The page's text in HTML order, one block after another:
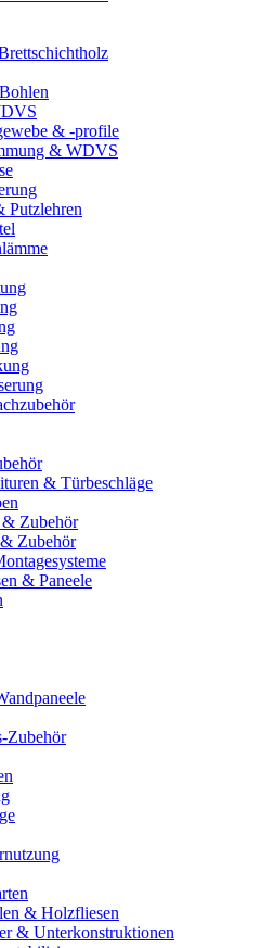
& -profile
& WDVS
Putzlehren
& Türbeschläge
& Zubehör
Zubehör
& Paneele
Zubehör
& Holzfliesen
& Unterkonstruktionen